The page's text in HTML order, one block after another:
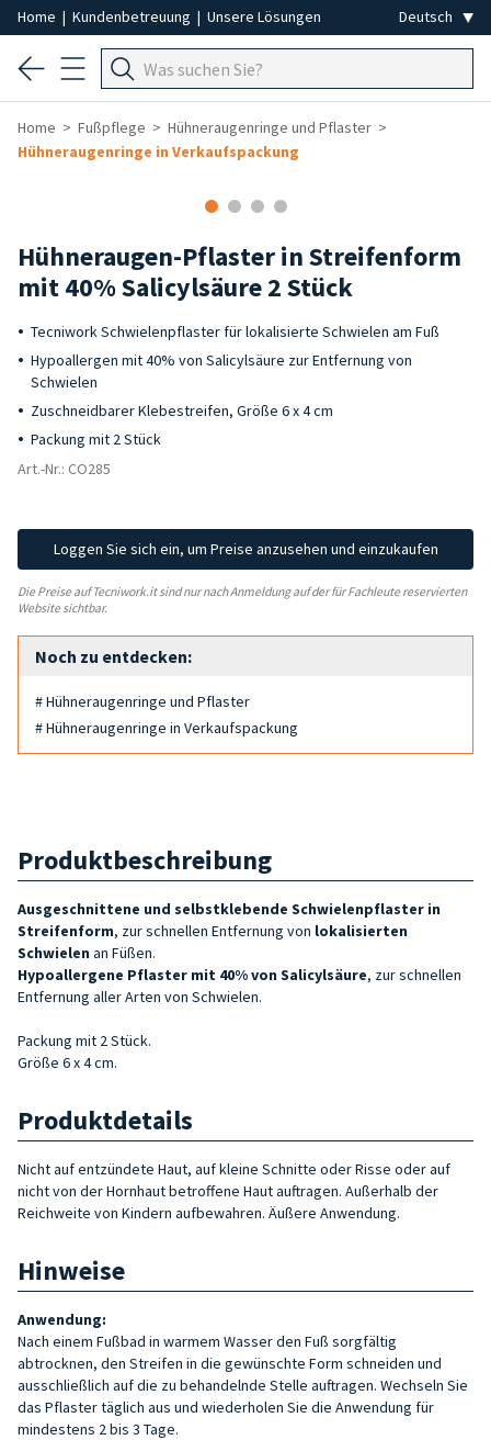
Home | Kundenbetreuung | Unsere Lösungen
Home Fußpflege
Hühneraugenringe und Pflaster
Hühneraugenringe in Verkaufspackung
Hühneraugen-Pflaster in Streifenform
mit 40% Salicylsäure 2 Stück
Tecniwork Schwielenpflaster für lokalisierte Schwielen am Fuß
Hypoallergen mit 40% von Salicylsäure zur Entfernung von
Schwielen
Zuschneidbarer Klebestreifen, Größe 6 x 4 cm
Packung mit 2 Stück
Art.-Nr.: CO285
Loggen Sie sich ein, um Preise anzusehen und einzukaufen
Die Preise auf Tecniwork.it sind nur nach Anmeldung auf der für Fachleute reservierten
Website sichtbar.
Noch zu entdecken:
# Hühneraugenringe und Pflaster
# Hühneraugenringe in Verkaufspackung
Produktbeschreibung
Ausgeschnittene und selbstklebende Schwielenpflaster in
Streifenform, zur schnellen Entfernung von lokalisierten
Schwielen an Füßen.
Hypoallergene Pflaster mit 40% von Salicylsäure, zur schnellen
Entfernung aller Arten von Schwielen.
Packung mit 2 Stück.
Größe 6 x 4 cm.
Produktdetails
Nicht auf entzündete Haut, auf kleine Schnitte oder Risse oder auf
nicht von der Hornhaut betroffene Haut auftragen. Außerhalb der
Reichweite von Kindern aufbewahren. Äußere Anwendung.
Hinweise
Anwendung:
Nach einem Fußbad in warmem Wasser den Fuß sorgfältig
abtrocknen, den Streifen in die gewünschte Form schneiden und
ausschließlich auf die zu behandelnde Stelle auftragen. Wechseln Sie
das Pflaster täglich aus und wiederholen Sie die Anwendung für
mindestens 2 bis 3 Tage.